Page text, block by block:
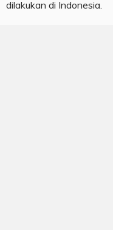
dilakukan di Indonesia.